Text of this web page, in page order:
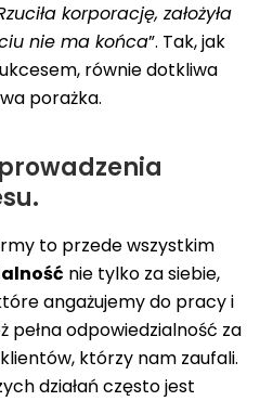
korporację, założyła
nie ma końca”. Tak, jak
równie dotkliwa
porażka.
to przede wszystkim
nie tylko za siebie,
angażujemy do pracy i
pełna odpowiedzialność za
którzy nam zaufali.
działań często jest